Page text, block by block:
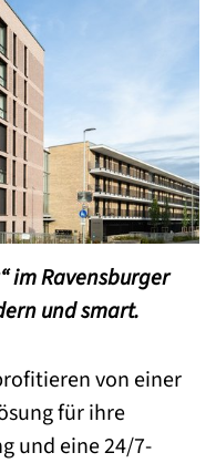
im Ravensburger
und smart.
von einer
für ihre
und eine 24/7-